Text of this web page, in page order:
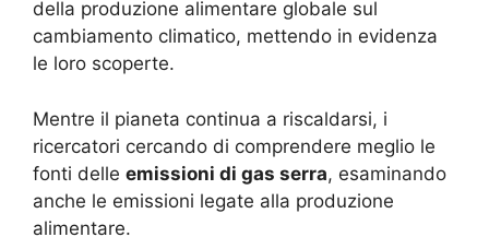
della produzione alimentare globale sul
cambiamento climatico, mettendo in evidenza
le loro scoperte.
Mentre il pianeta continua a riscaldarsi, i
ricercatori cercando di comprendere meglio le
fonti delle emissioni di gas serra, esaminando
anche le emissioni legate alla produzione
alimentare.